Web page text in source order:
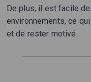
De plus, il est facile
environnements, ce
et de rester motivé.